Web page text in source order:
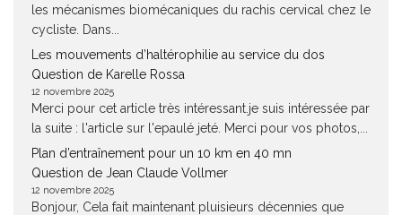
les mécanismes biomécaniques du rachis cervical chez le
cycliste. Dans...
Les mouvements d’haltérophilie au service du dos
Question de Karelle Rossa
12 novembre 2025
Merci pour cet article très intéressant.je suis intéressée par
la suite : l'article sur l'epaulé jeté. Merci pour vos photos,...
Plan d’entraînement pour un 10 km en 40 mn
Question de Jean Claude Vollmer
12 novembre 2025
Bonjour, Cela fait maintenant pluisieurs décennies que